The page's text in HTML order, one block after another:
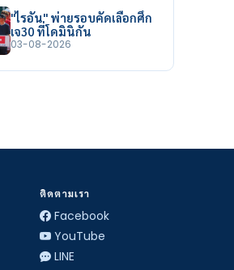
"ไรอัน" พ่ายรอบคัดเลือกศึก
เจ30 ที่โดมินิกัน
03-08-2026
ติดตามเรา
Facebook
YouTube
LINE